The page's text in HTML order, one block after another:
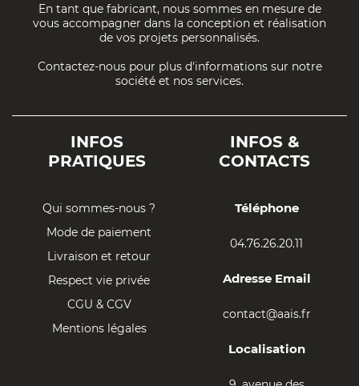
En tant que fabricant, nous sommes en mesure de
vous accompagner dans la conception et réalisation
de vos projets personnalisés.
Contactez-nous pour plus d'informations sur notre
société et nos services.
INFOS
PRATIQUES
Qui sommes-nous ?
Mode de paiement
Livraison et retour
Respect vie privée
CGU & CGV
Mentions légales
INFOS &
CONTACTS
Téléphone
04.76.26.20.11
Adresse Email
contact@aais.fr
Localisation